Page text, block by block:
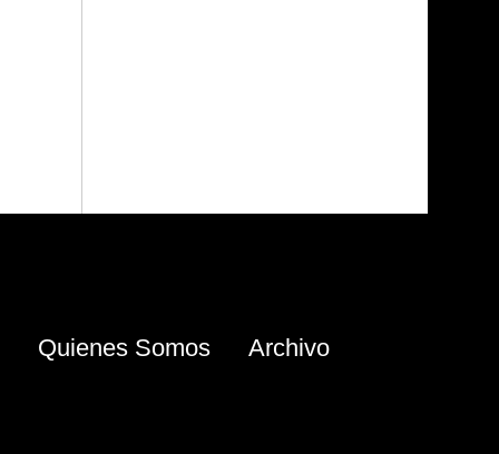
Quienes Somos Archivo